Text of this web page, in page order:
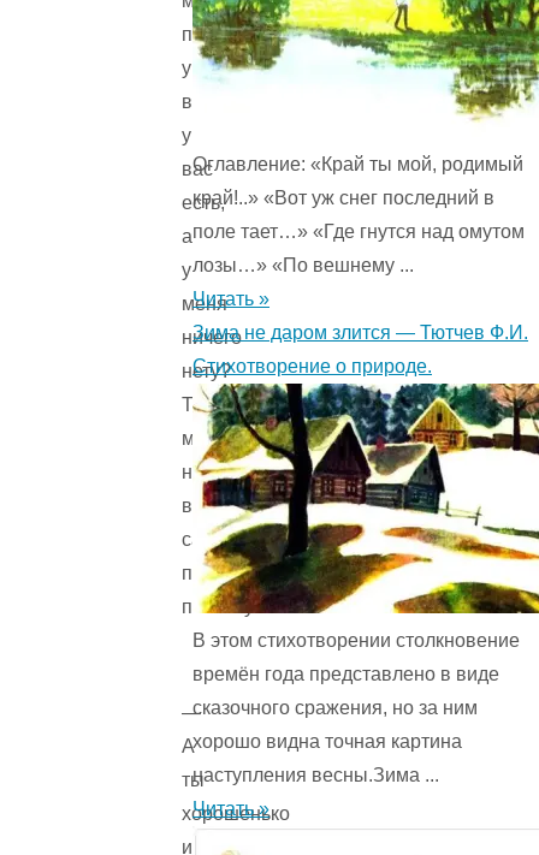
почему
у
всех
у
вас
есть,
а
у
меня
ничего
нету?
Ты
мне,
наверное,
выбрала
самую
плохую
полянку.
—
А
ты
хорошенько
искала?
Оглавление: «Край ты мой, родимый
край!..» «Вот уж снег последний в
поле тает…» «Где гнутся над омутом
лозы…» «По вешнему ...
Читать »
Зима не даром злится — Тютчев Ф.И.
Стихотворение о природе.
В этом стихотворении столкновение
времён года представ­лено в виде
сказочного сражения, но за ним
хорошо видна точная картина
наступления весны.Зима ...
Читать »